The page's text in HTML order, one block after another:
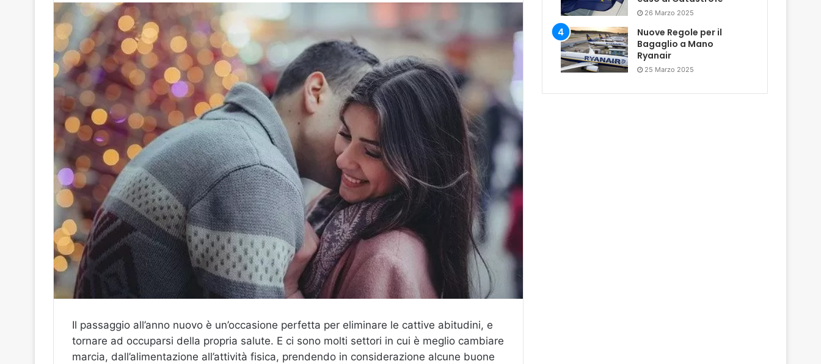
Il passaggio all’anno nuovo è un’occasione perfetta per eliminare le cattive abitudini, e
tornare ad occuparsi della propria salute. E ci sono molti settori in cui è meglio cambiare
marcia, dall’alimentazione all’attività fisica, prendendo in considerazione alcune buone
26 Marzo 2025
Nuove Regole per il
Bagaglio a Mano
Ryanair
25 Marzo 2025